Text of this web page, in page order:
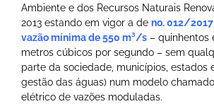
Ambiente e dos Recursos Naturais
2013 estando em vigor a de no. 012/
vazão mínima de 550 m³/s – quinhentos
metros cúbicos por segundo – sem
parte da sociedade, municípios, estados
gestão das águas) num modelo
elétrico de vazões moduladas.